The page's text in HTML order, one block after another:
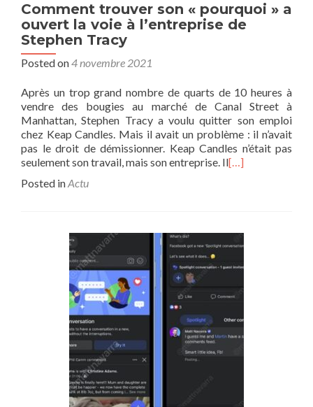
Comment trouver son « pourquoi » a
ouvert la voie à l’entreprise de
Stephen Tracy
Posted on4 novembre 2021
Après un trop grand nombre de quarts de 10 heures à
vendre des bougies au marché de Canal Street à
Manhattan, Stephen Tracy a voulu quitter son emploi
chez Keap Candles. Mais il avait un problème : il n’avait
pas le droit de démissionner. Keap Candles n’était pas
seulement son travail, mais son entreprise. Il[…]
Posted inActu